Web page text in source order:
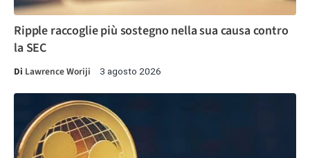
Ripple raccoglie più sostegno nella sua causa contro
la SEC
Di Lawrence Woriji 3 agosto 2026